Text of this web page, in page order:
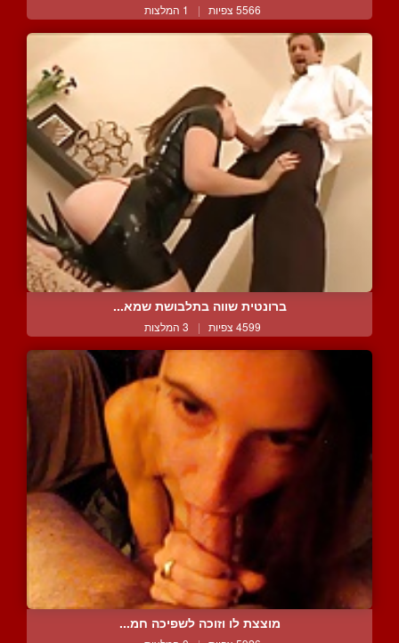
5566 צפיות | 1 המלצות
ברונטית שווה בתלבושת שמא...
4599 צפיות | 3 המלצות
מוצצת לו וזוכה לשפיכה חמ...